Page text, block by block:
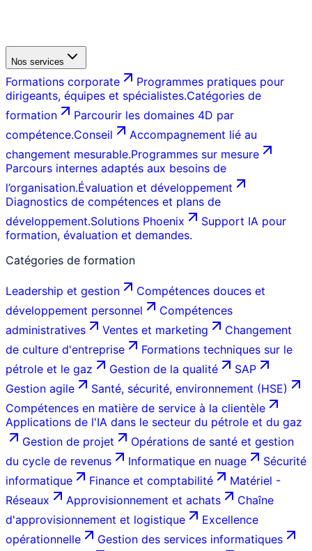
Nos services
Formations corporate
Programmes pratiques pour
dirigeants, équipes et spécialistes.Catégories de
formation
Parcourir les domaines 4D par
compétence.Conseil
Accompagnement lié au
changement mesurable.Programmes sur mesure
Parcours internes adaptés aux besoins de
l’organisation.Évaluation et développement
Diagnostics de compétences et plans de
développement.Solutions Phoenix
Support IA pour
formation, évaluation et demandes.
Catégories de formation
Leadership et gestion
Compétences douces et
développement personnel
Compétences
administratives
Ventes et marketing
Changement
de culture d'entreprise
Formations techniques sur le
pétrole et le gaz
Gestion de la qualité
SAP
Gestion agile
Santé, sécurité, environnement (HSE)
Compétences en matière de service à la clientèle
Applications de l'IA dans le secteur du pétrole et du gaz
Gestion de projet
Opérations de santé et gestion
du cycle de revenus
Informatique en nuage
Sécurité
informatique
Finance et comptabilité
Matériel -
Réseaux
Approvisionnement et achats
Chaîne
d'approvisionnement et logistique
Excellence
opérationnelle
Gestion des services informatiques